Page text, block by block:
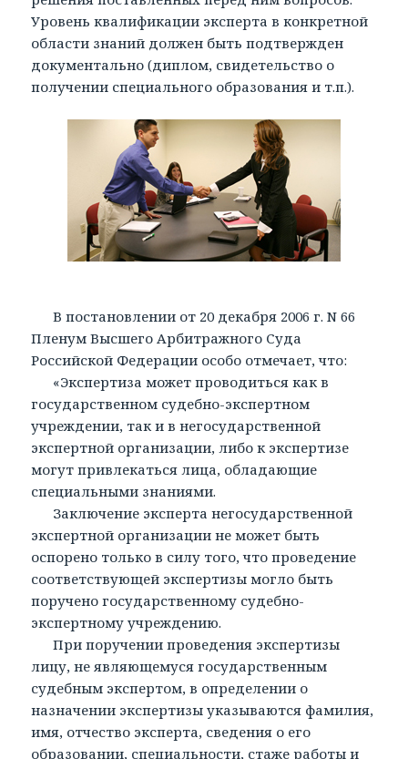
Уровень квалификации эксперта в конкретной
области знаний должен быть подтвержден
документально (диплом, свидетельство о
получении специального образования и т.п.).
В постановлении от 20 декабря 2006 г. N 66
Пленум Высшего Арбитражного Суда
Российской Федерации особо отмечает, что:
«Экспертиза может проводиться как в
государственном судебно-экспертном
учреждении, так и в негосударственной
экспертной организации, либо к экспертизе
могут привлекаться лица, обладающие
специальными знаниями.
Заключение эксперта негосударственной
экспертной организации не может быть
оспорено только в силу того, что проведение
соответствующей экспертизы могло быть
поручено государственному судебно-
экспертному учреждению.
При поручении проведения экспертизы
лицу, не являющемуся государственным
судебным экспертом, в определении о
назначении экспертизы указываются фамилия,
имя, отчество эксперта, сведения о его
образовании, специальности, стаже работы и